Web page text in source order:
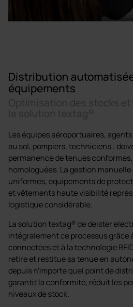
Distribution
équipements
Les équipes aéroportuaires,
au sol, pompiers, techniciens :
permanence de tenues
homologuées. La gestion
uniformes, équipements de
et vêtements haute visibilité
logistique considérable.
La solution textag® de deister
intégralement ce processus grâce
connectées et à la technologie
retire et restitue sa tenue en
depuis n'importe quel point de
garantit la conformité, réduit les
niveaux de stock.